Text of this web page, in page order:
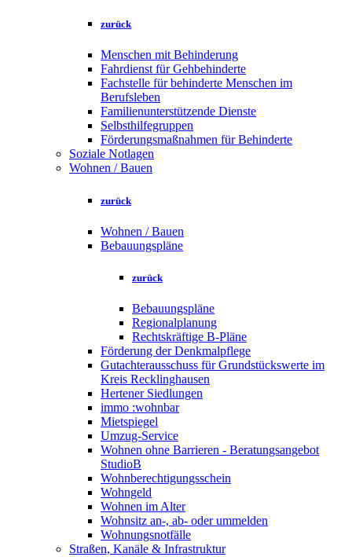
zurück
Menschen mit Behinderung
Fahrdienst für Gehbehinderte
Fachstelle für behinderte Menschen im
Berufsleben
Familienunterstützende Dienste
Selbsthilfegruppen
Förderungsmaßnahmen für Behinderte
Soziale Notlagen
Wohnen / Bauen
zurück
Wohnen / Bauen
Bebauungspläne
zurück
Bebauungspläne
Regionalplanung
Rechtskräftige B-Pläne
Förderung der Denkmalpflege
Gutachterausschuss für Grundstückswerte im
Kreis Recklinghausen
Hertener Siedlungen
immo :wohnbar
Mietspiegel
Umzug-Service
Wohnen ohne Barrieren - Beratungsangebot
StudioB
Wohnberechtigungsschein
Wohngeld
Wohnen im Alter
Wohnsitz an-, ab- oder ummelden
Wohnungsnotfälle
Straßen, Kanäle & Infrastruktur